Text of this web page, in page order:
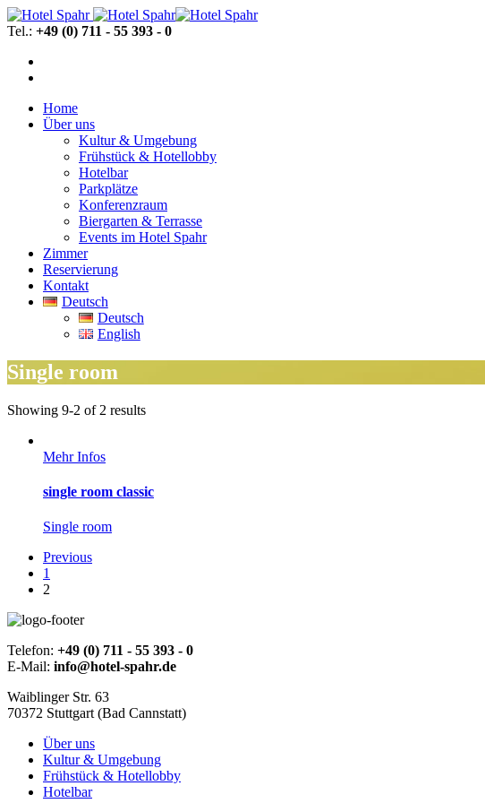
Tel.: +49 (0) 711 - 55 393 - 0
Home
Über uns
Kultur & Umgebung
Frühstück & Hotellobby
Hotelbar
Parkplätze
Konferenzraum
Biergarten & Terrasse
Events im Hotel Spahr
Zimmer
Reservierung
Kontakt
Deutsch
Deutsch
English
Single room
Showing 9-2 of 2 results
Mehr Infos
single room classic
Single room
Previous
1
2
Telefon: +49 (0) 711 - 55 393 - 0
E-Mail: info@hotel-spahr.de
Waiblinger Str. 63
70372 Stuttgart (Bad Cannstatt)
Über uns
Kultur & Umgebung
Frühstück & Hotellobby
Hotelbar